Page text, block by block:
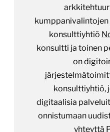
kumppanivalintojen
konsulttiyhtiö
konsultti ja toinen
on
konsulttiyhtiö,
digitaalisia
onnistumaan
yhteyttä